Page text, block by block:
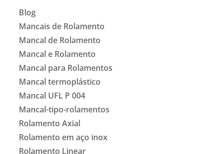
Blog
Mancais de Rolamento
Mancal de Rolamento
Mancal e Rolamento
Mancal para Rolamentos
Mancal termoplástico
Mancal UFL P 004
Mancal-tipo-rolamentos
Rolamento Axial
Rolamento em aço inox
Rolamento Linear